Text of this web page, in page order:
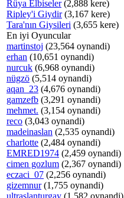
Rüya Elbiseler(2,888 kere)
Ripley'i Giydir(3,167 kere)
Tara'nın Giysileri (3,655 kere)
En iyi Oyuncular
martinstoj (23,564 oynandi)
erhan (10,651 oynandi)
nurcuk (6,968 oynandi)
nügzö (5,514 oynandi)
aqan_23 (4,676 oynandi)
gamzefb (3,291 oynandi)
mehmet. (3,154 oynandi)
reco (3,043 oynandi)
madeinaslan (2,535 oynandi)
charlotte (2,484 oynandi)
EMRED1974 (2,459 oynandi)
cimen gozlum (2,367 oynandi)
eczaci_07 (2,256 oynandi)
gizemnur(1,755 oynandi)
ultraslanturgay (1,582 oynandi)